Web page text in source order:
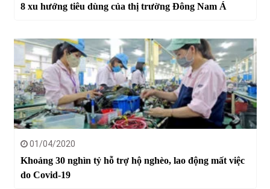
8 xu hướng tiêu dùng của thị trường Đông Nam Á
01/04/2020
Khoảng 30 nghìn tỷ hỗ trợ hộ nghèo, lao động mất việc
do Covid-19